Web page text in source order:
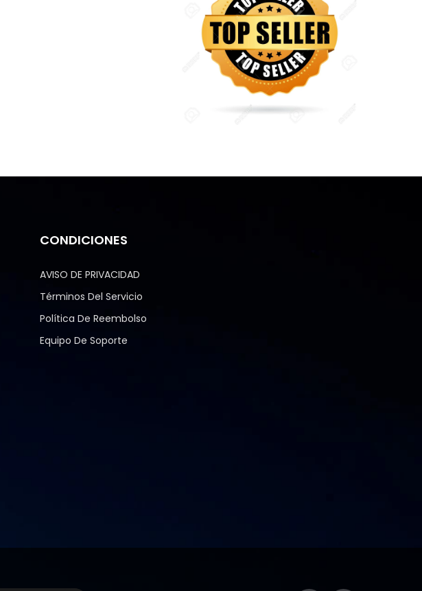
CONDICIONES
AVISO DE PRIVACIDAD
Términos Del Servicio
Política De Reembolso
Equipo De Soporte